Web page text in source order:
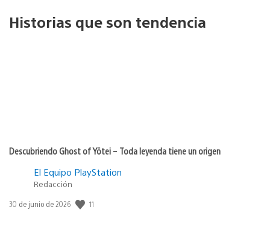
Historias que son tendencia
Descubriendo Ghost of Yōtei – Toda leyenda tiene un origen
El Equipo PlayStation
Redacción
Fecha
30 de junio de 2026 11